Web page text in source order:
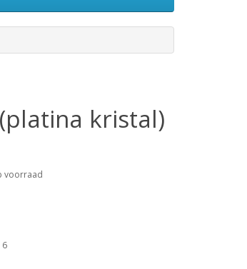
kristal)
voorraad
6